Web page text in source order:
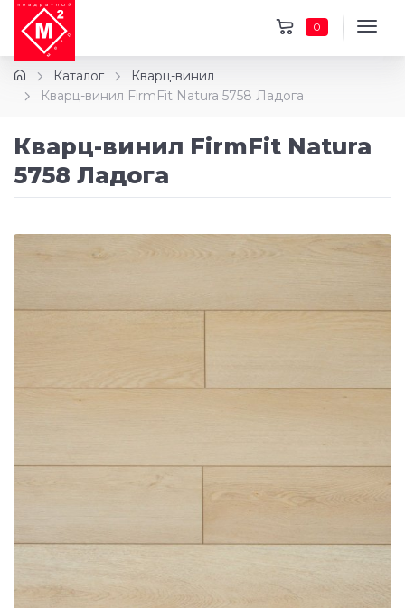
0
Каталог
Кварц-винил
Кварц-винил FirmFit Natura 5758 Ладога
Кварц-винил FirmFit Natura
5758 Ладога